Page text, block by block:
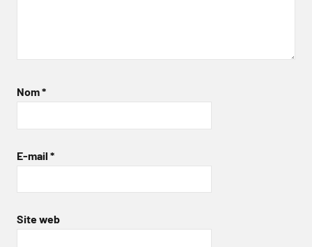
Nom*
E-mail *
Site web